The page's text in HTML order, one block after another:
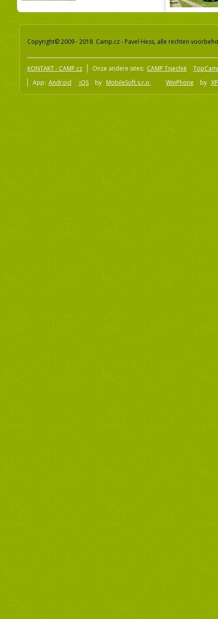
Copyright© 2009 - 2018 Camp.cz - Pavel Hess, alle rechten
KONTAKT - CAMP.cz Onze andere sites: CAMP Tsjechië
App: Android iOS by MobileSoft s.r.o WinPhone by